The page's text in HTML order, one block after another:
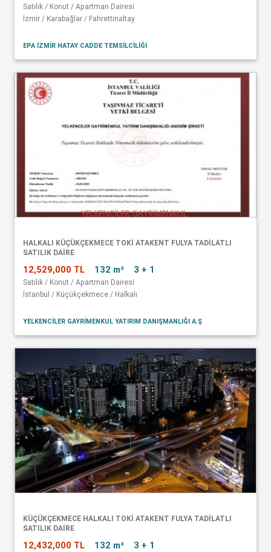
Satılık / Konut / Apartman Dairesi
İzmir / Karabağlar / Fahrettinaltay
EPA İZMİR HATAY CADDE TEMSİLCİLİĞİ
HALKALI KÜÇÜKÇEKMECE TOKİ ATAKENT FULYA TADİLATLI
SATILIK DAİRE
12,529,000 TL 132 m² 3 + 1
Satılık / Konut / Apartman Dairesi
İstanbul / Küçükçekmece / Halkalı
YELKENCİLER GAYRİMENKUL YATIRIM DANIŞMANLIĞI A.Ş
KÜÇÜKÇEKMECE HALKALI TOKİ ATAKENT FULYA TADİLATLI
SATILIK DAİRE
12,432,000 TL 132 m² 3 + 1